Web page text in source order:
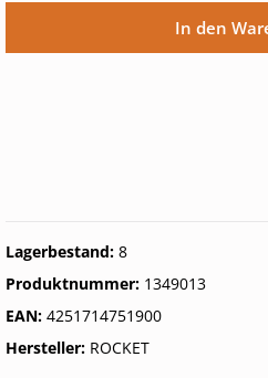
In den
Lagerbestand: 8
Produktnummer: 1349013
EAN: 4251714751900
Hersteller: ROCKET